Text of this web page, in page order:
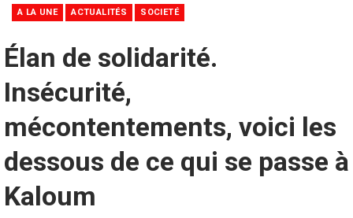
A LA UNE ACTUALITÉS SOCIETÉ
Élan de solidarité.
Insécurité,
mécontentements, voici les
dessous de ce qui se passe à
Kaloum